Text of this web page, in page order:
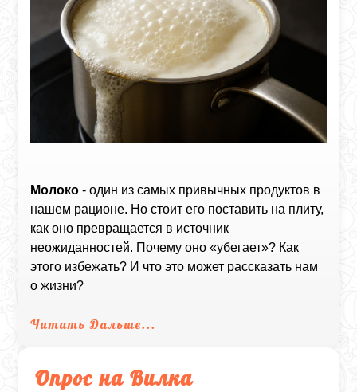
Молоко - один из самых привычных продуктов в
нашем рационе. Но стоит его поставить на плиту,
как оно превращается в источник
неожиданностей. Почему оно «убегает»? Как
этого избежать? И что это может рассказать нам
о жизни?
Читать Дальше...
Опрос на Вилка